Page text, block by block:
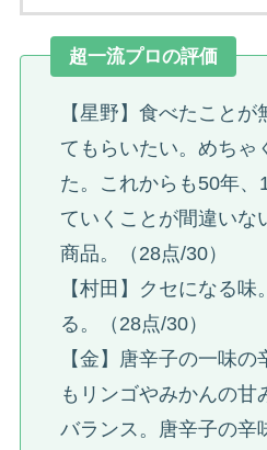
超一流プロの評価
【星野】食べたこと
てもらいたい。めちゃ
た。これからも50年、
ていくことが間違いな
商品。（28点/30）
【村田】クセになる
る。（28点/30）
【金】唐辛子の一味
もリンゴやみかんの甘
バランス。唐辛子の辛